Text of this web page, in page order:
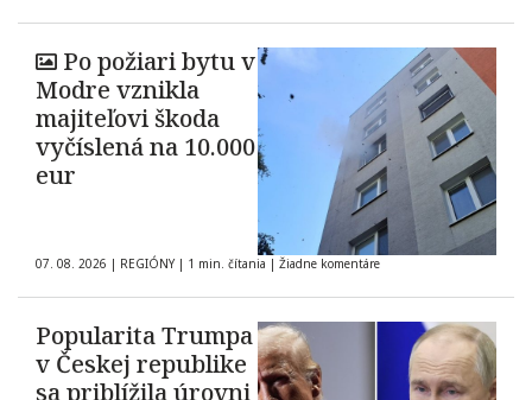
Po požiari bytu v
Modre vznikla
majiteľovi škoda
vyčíslená na 10.000
eur
07. 08. 2026 | REGIÓNY | 1 min. čítania | Žiadne komentáre
Popularita Trumpa
v Českej republike
sa priblížila úrovni